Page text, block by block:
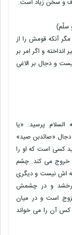
و سخن زیاد است.
سلّم)
آنکه قومش را از
انداخته و اگر امر بر
و دجال بر الاغی
السلام پرسید: «یا
دجال «صائدبن صید»
کسی است که او را
خروج می کند. چشم
اش نیست و دیگری
و در چشمش
است و در میان
آن را می خواند